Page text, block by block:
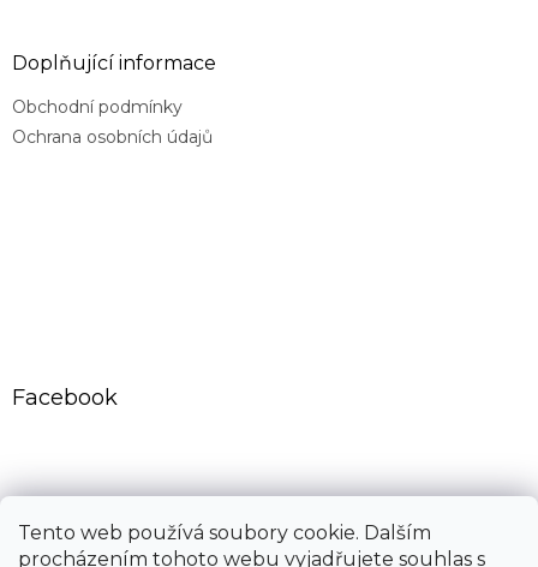
Tento web používá soubory cookie. Dalším
procházením tohoto webu vyjadřujete souhlas s
Doplňující informace
Obchodní podmínky
Ochrana osobních údajů
Facebook